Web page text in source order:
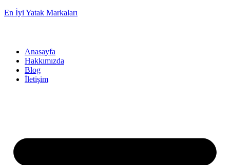
En İyi Yatak Markaları
Anasayfa
Hakkımızda
Blog
İletişim